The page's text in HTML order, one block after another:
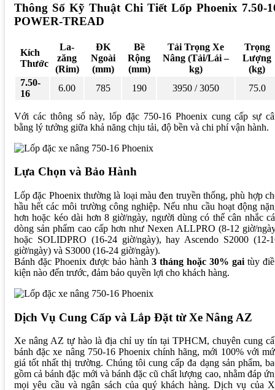
Thông Số Kỹ Thuật Chi Tiết Lốp Phoenix 7.50-
POWER-TREAD
Kích
Thước
La-
zăng
(Rim)
ĐK
Ngoài
(mm)
Bề
Rộng
(mm)
Tải Trọng Xe
Nâng (Tải/Lái –
kg)
Trọng
Lượng
(kg)
7.50-
16
6.00 785 190 3950 / 3050 75.0
Với các thông số này, lốp đặc 750-16 Phoenix cung cấp sự
bằng lý tưởng giữa khả năng chịu tải, độ bền và chi phí vận hành.
Lựa Chọn và Bảo Hành
Lốp đặc Phoenix thường là loại màu đen truyền thống, phù hợp
hầu hết các môi trường công nghiệp. Nếu nhu cầu hoạt động
hơn hoặc kéo dài hơn 8 giờ/ngày, người dùng có thể cân nhắc
dòng sản phẩm cao cấp hơn như Nexen ALLPRO (8-12 giờ/
hoặc SOLIDPRO (16-24 giờ/ngày), hay Ascendo S2000 (12-
giờ/ngày) và S3000 (16-24 giờ/ngày).
Bánh đặc Phoenix được bảo hành 3 tháng hoặc 30% gai tùy
kiện nào đến trước, đảm bảo quyền lợi cho khách hàng.
Dịch Vụ Cung Cấp và Lắp Đặt từ Xe Nâng AZ
Xe nâng AZ tự hào là địa chỉ uy tín tại TPHCM, chuyên cung
bánh đặc xe nâng 750-16 Phoenix chính hãng, mới 100% với
giá tốt nhất thị trường. Chúng tôi cung cấp đa dạng sản phẩm,
gồm cả bánh đặc mới và bánh đặc cũ chất lượng cao, nhằm đáp
mọi yêu cầu và ngân sách của quý khách hàng. Dịch vụ của